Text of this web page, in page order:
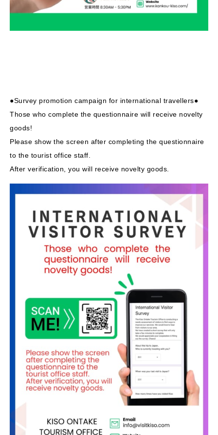
●Survey promotion campaign for international travellers●
Those who complete the questionnaire will receive novelty
goods!
Please show the screen after completing the questionnaire
to the tourist office staff.
After verification, you will receive novelty goods.